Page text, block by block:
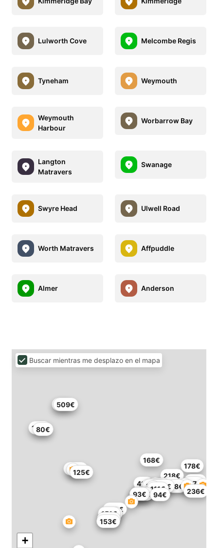
Lulworth Cove Melcombe Regis
Tyneham Weymouth
Weymouth
Harbour
Worbarrow Bay
Langton
Matravers
Swanage
Swyre Head Ulwell Road
Worth Matravers Affpuddle
Almer Anderson
272€
125€
126€
236€
140€
151€
49€
153€
91€ 98€
236€
89€
168€
109€
111€
112€
300€
114€
115€
178€
117€
108€
218€
93€ 94€
264€
90€
509€
131€
80€
+
Buscar mientras me desplazo en el mapa